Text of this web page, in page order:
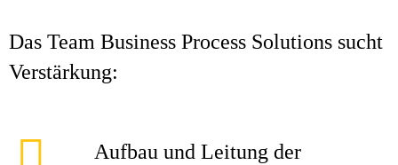
Das Team Business Process Solutions sucht
Verstärkung:
Aufbau und Leitung der